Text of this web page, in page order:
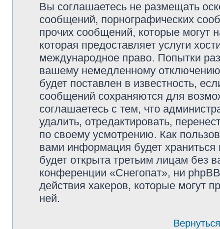
Вы соглашаетесь не размещать
сообщений, порнографических
прочих сообщений, которые могут
которая предоставляет услуги
международное право. Попытки
вашему немедленному
будет поставлен в известность,
сообщений сохраняются для
соглашаетесь с тем, что
удалить, отредактировать,
по своему усмотрению. Как
вами информация будет
будет открыта третьим лицам без
конференции «Снегопат», ни
действия хакеров, которые могут
ней.